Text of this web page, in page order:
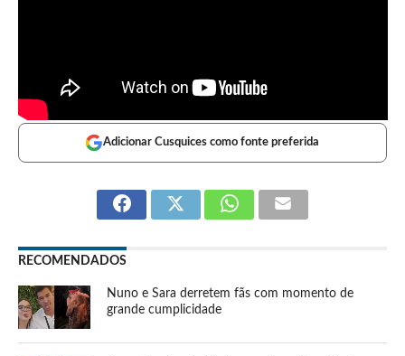
Adicionar Cusquices como fonte preferida
RECOMENDADOS
Nuno e Sara derretem fãs com momento de
grande cumplicidade